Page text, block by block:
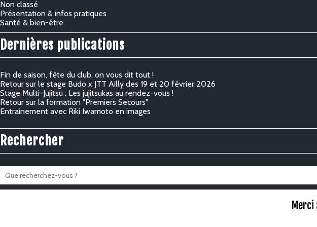
Non classé
Présentation & infos pratiques
Santé & bien-être
Dernières publications
Fin de saison, fête du club, on vous dit tout !
Retour sur le stage Budo x JTT Ailly des 19 et 20 février 2026
Stage Multi-Jujitsu : Les jujitsukas au rendez-vous !
Retour sur la formation "Premiers Secours"
Entrainement avec Riki Iwamoto en images
Rechercher